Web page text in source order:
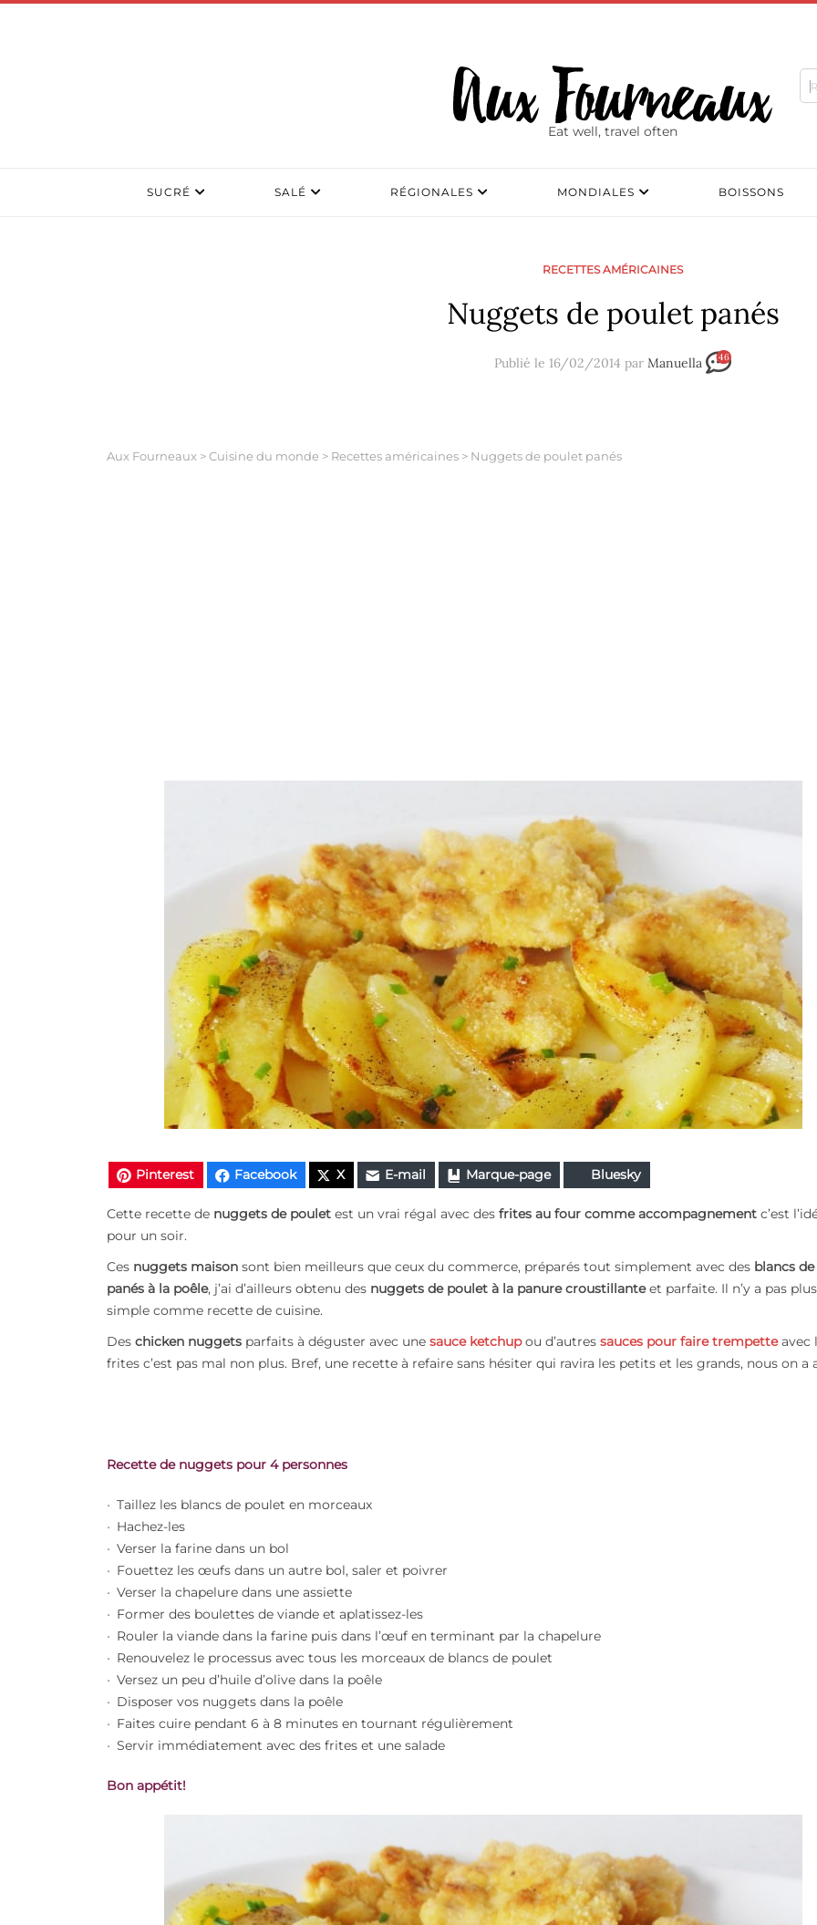
Eat well, travel often
SUCRÉ SALÉ RÉGIONALES MONDIALES BOISSONS
RECETTES AMÉRICAINES
Nuggets de poulet panés
Publié le 16/02/2014 par Manuella 46
Aux Fourneaux >Cuisine du monde > Recettes américaines > Nuggets de poulet panés
Pinterest Facebook X E-mail Marque-page Bluesky
Cette recette de nuggets de poulet est un vrai régal avec des frites au four comme accompagnement c’est
pour un soir.
Ces nuggets maison sont bien meilleurs que ceux du commerce, préparés tout simplement avec des blancs
panés à la poêle, j’ai d’ailleurs obtenu des nuggets de poulet à la panure croustillanteet parfaite. Il n’y a pas plus
simple comme recette de cuisine.
Des chicken nuggets parfaits à déguster avec une sauce ketchupou d’autres sauces pour faire trempetteavec
frites c’est pas mal non plus. Bref, une recette à refaire sans hésiter qui ravira les petits et les grands, nous on a
Recette de nuggets pour 4 personnes
Taillez les blancs de poulet en morceaux
Hachez-les
Verser la farine dans un bol
Fouettez les œufs dans un autre bol, saler et poivrer
Verser la chapelure dans une assiette
Former des boulettes de viande et aplatissez-les
Rouler la viande dans la farine puis dans l’œuf en terminant par la chapelure
Renouvelez le processus avec tous les morceaux de blancs de poulet
Versez un peu d’huile d’olive dans la poêle
Disposer vos nuggets dans la poêle
Faites cuire pendant 6 à 8 minutes en tournant régulièrement
Servir immédiatement avec des frites et une salade
Bon appétit!